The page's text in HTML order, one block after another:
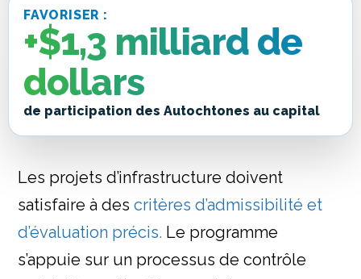
FAVORISER :
+$1,3 milliard de
dollars
de participation des Autochtones au capital
Les projets d’infrastructure doivent
satisfaire à descritères d’admissibilité et
d’évaluation précis. Le programme
s’appuie sur un processus de contrôle